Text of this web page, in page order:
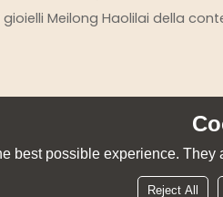
Meilong Haolilai della
best possible experience.
Reject All